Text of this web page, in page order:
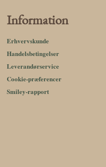
Information
Erhvervskunde
Handelsbetingelser
Leverandørservice
Cookie-præferencer
Smiley-rapport